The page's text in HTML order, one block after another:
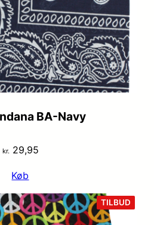
BA-Navy
kr.29,95
Køb
TILBUD
PÅ